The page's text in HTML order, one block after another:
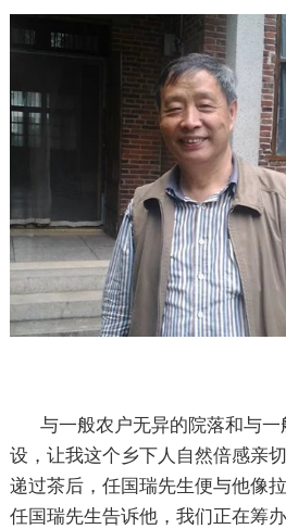
与一般农户无异的院落和与
设，让我这个乡下人自然倍感亲
递过茶后，任国瑞先生便与他像
任国瑞先生告诉他，我们正在筹